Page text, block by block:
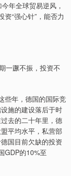
年全球贸易逆风，
“强心针”，能否力
一蹶不振，投资不
年，德国的国际竞
施的建设落后于时
去的二十年里，德
平均水平，私营部
国目前欠缺的投资
GDP的10%至